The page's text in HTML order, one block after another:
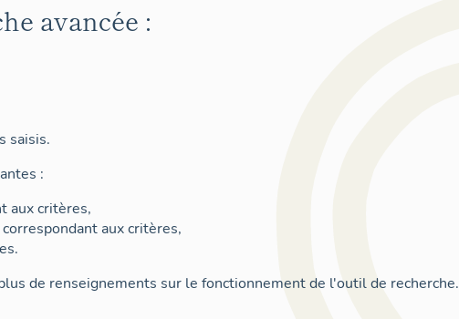
avancée :
saisis.
:
aux critères,
aux critères,
de renseignements sur le fonctionnement de l'outil de recherche.